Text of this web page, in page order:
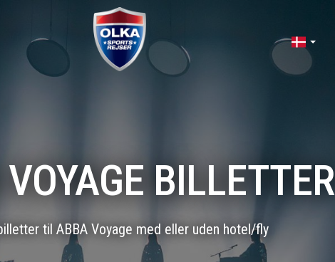
BILLETTER
til ABBA Voyage med eller uden hotel/fly